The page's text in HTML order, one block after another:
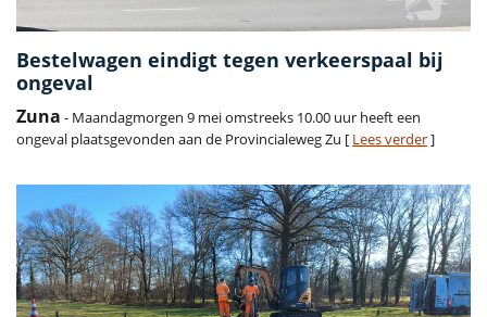
Bestelwagen eindigt tegen verkeerspaal bij
ongeval
Zuna - Maandagmorgen 9 mei omstreeks 10.00 uur heeft een
ongeval plaatsgevonden aan de Provincialeweg Zu [ Lees verder]